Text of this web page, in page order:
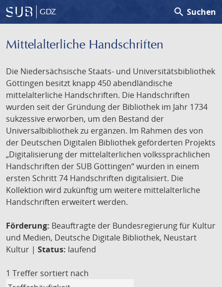
GDZ search Suchen
Mittelalterliche Handschriften
Die Niedersächsische Staats- und Universitätsbibliothek
Göttingen besitzt knapp 450 abendländische
mittelalterliche Handschriften. Die Handschriften
wurden seit der Gründung der Bibliothek im Jahr 1734
sukzessive erworben, um den Bestand der
Universalbibliothek zu ergänzen. Im Rahmen des von
der Deutschen Digitalen Bibliothek geförderten Projekts
„Digitalisierung der mittelalterlichen volkssprachlichen
Handschriften der SUB Göttingen“ wurden in einem
ersten Schritt 74 Handschriften digitalisiert. Die
Kollektion wird zukünftig um weitere mittelalterliche
Handschriften erweitert werden.
Förderung: Beauftragte der Bundesregierung für Kultur
und Medien, Deutsche Digitale Bibliothek, Neustart
Kultur | Status: laufend
1 Treffer sortiert nach